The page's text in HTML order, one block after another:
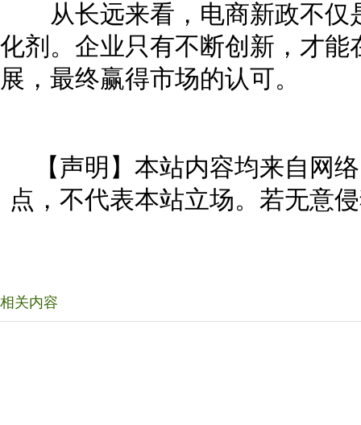
从长远来看，电商新政不仅
化剂。企业只有不断创新，才
展，最终赢得市场的认可。
【声明】本站内容均来自网
点，不代表本站立场。若无意
相关内容